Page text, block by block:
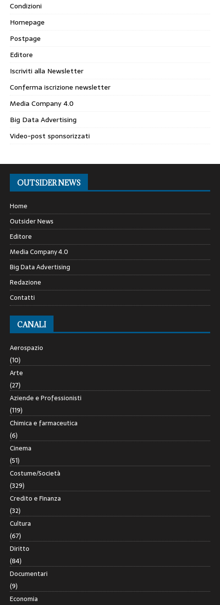
Condizioni
Homepage
Postpage
Editore
Iscriviti alla Newsletter
Conferma iscrizione newsletter
Media Company 4.0
Big Data Advertising
Video-post sponsorizzati
OUTSIDER NEWS
Home
Outsider News
Editore
Media Company 4.0
Big Data Advertising
Redazione
Contatti
CANALI
Aerospazio
(10)
Arte
(27)
Aziende e Professionisti
(119)
Chimica e farmaceutica
(6)
Cinema
(51)
Costume/Società
(329)
Credito e Finanza
(32)
Cultura
(67)
Diritto
(84)
Documentari
(9)
Economia